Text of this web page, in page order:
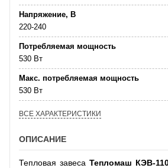
Напряжение, В
220-240
Потребляемая мощность
530 Вт
Макс. потребляемая мощность
530 Вт
ВСЕ ХАРАКТЕРИСТИКИ
ОПИСАНИЕ
Тепловая завеса Тепломаш КЭВ-